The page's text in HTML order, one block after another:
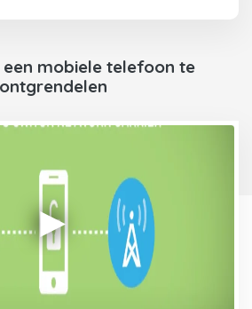
een mobiele telefoon te
ontgrendelen